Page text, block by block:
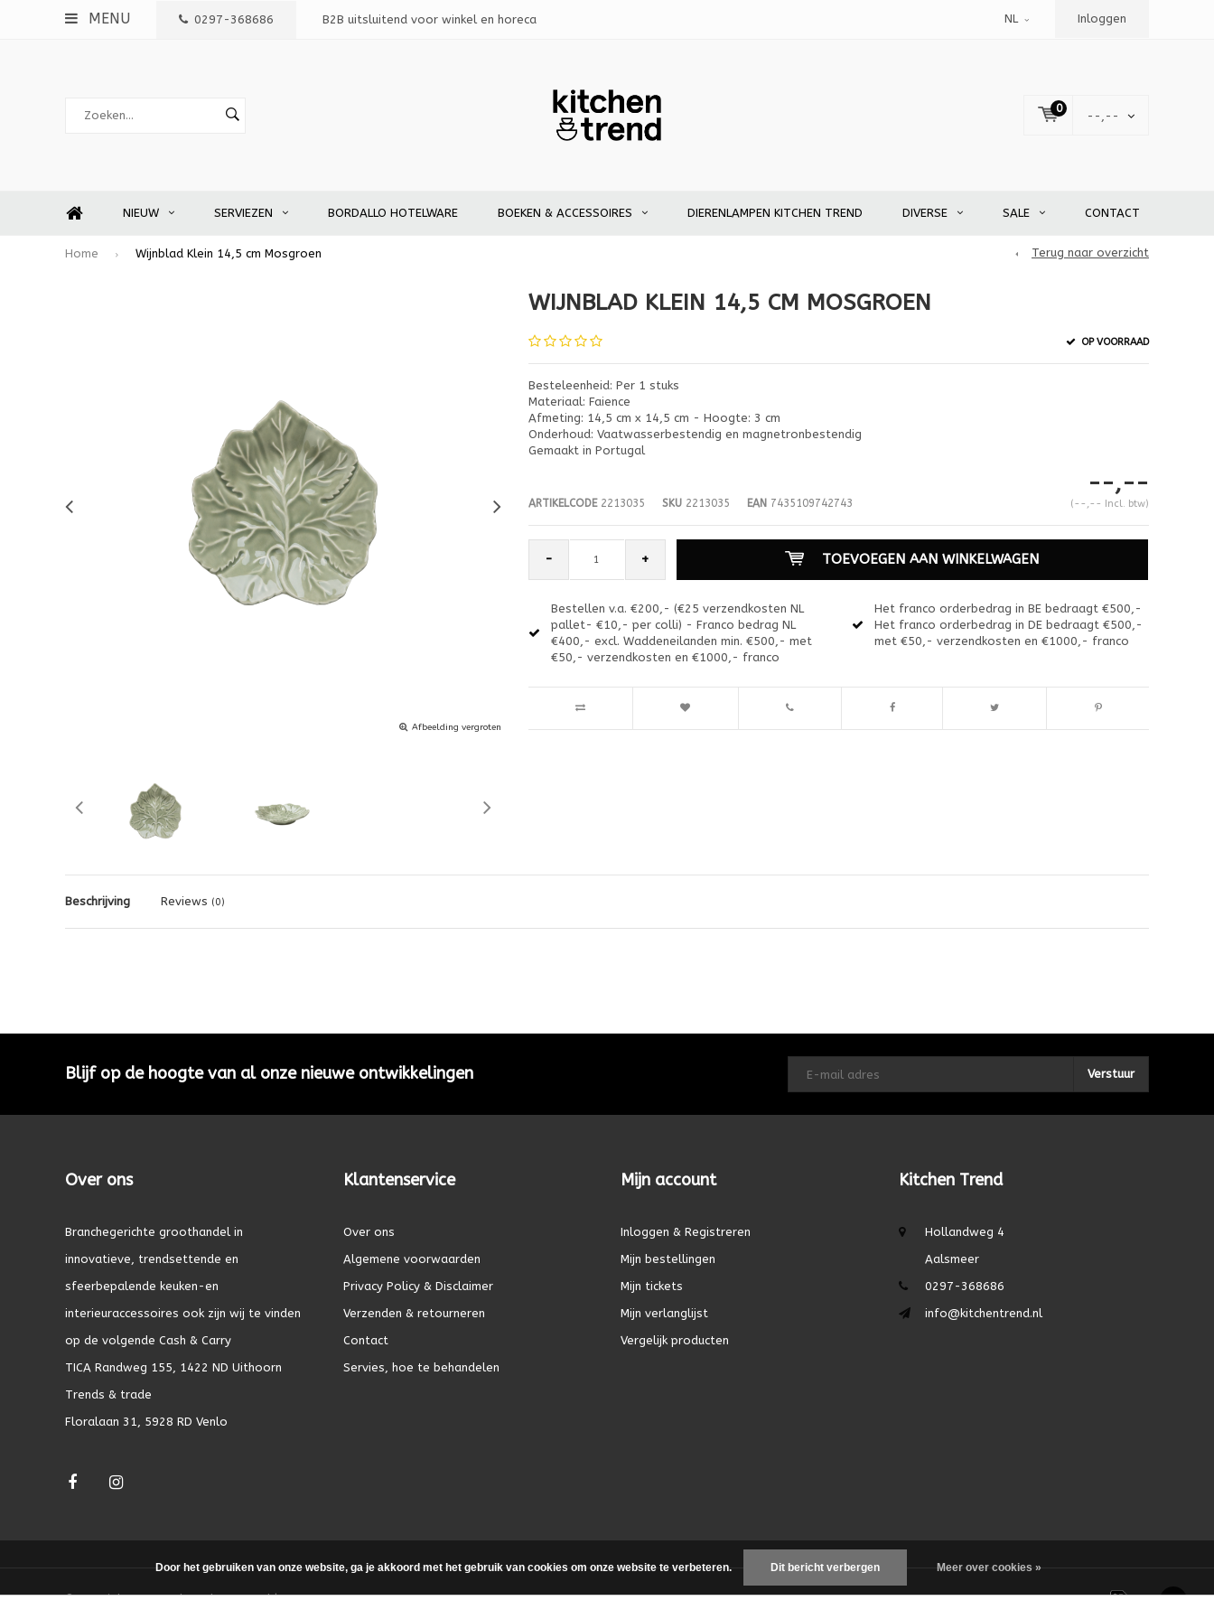
MENU 0297-368686 B2B uitsluitend voor winkel en horeca NL Inloggen
0
--,--
NIEUW SERVIEZEN BORDALLO HOTELWARE BOEKEN & ACCESSOIRES DIERENLAMPEN KITCHEN TREND DIVERSE SALE CONTACT
Home Wijnblad Klein 14,5 cm Mosgroen Terug naar overzicht
Afbeelding vergroten Afbeelding vergroten
WIJNBLAD KLEIN 14,5 CM MOSGROEN
OP VOORRAAD
Besteleenheid: Per 1 stuks
Materiaal: Faience
Afmeting: 14,5 cm x 14,5 cm - Hoogte: 3 cm
Onderhoud: Vaatwasserbestendig en magnetronbestendig
Gemaakt in Portugal
ARTIKELCODE2213035 SKU2213035 EAN7435109742743
--,--
(--,-- Incl. btw)
- + TOEVOEGEN AAN WINKELWAGEN
Bestellen v.a. €200,- (€25 verzendkosten NL
pallet- €10,- per colli) - Franco bedrag NL
€400,- excl. Waddeneilanden min. €500,- met
€50,- verzendkosten en €1000,- franco
Het franco orderbedrag in BE bedraagt €500,-
Het franco orderbedrag in DE bedraagt €500,-
met €50,- verzendkosten en €1000,- franco
Beschrijving Reviews (0)
Blijf op de hoogte van al onze nieuwe ontwikkelingen Verstuur
Over ons
Branchegerichte groothandel in
innovatieve, trendsettende en
sfeerbepalende keuken-en
interieuraccessoires ook zijn wij te vinden
op de volgende Cash & Carry
TICA Randweg 155, 1422 ND Uithoorn
Trends & trade
Floralaan 31, 5928 RD Venlo
Klantenservice
Over ons
Algemene voorwaarden
Privacy Policy & Disclaimer
Verzenden & retourneren
Contact
Servies, hoe te behandelen
Mijn account
Inloggen & Registreren
Mijn bestellingen
Mijn tickets
Mijn verlanglijst
Vergelijk producten
Kitchen Trend
Hollandweg 4
Aalsmeer
0297-368686
info@kitchentrend.nl
© Copyright 2026 - Theme byDMWS.nl|
Door het gebruiken van onze website, ga je akkoord met het gebruik van cookies om onze website te verbeteren. Dit bericht verbergen Meer over cookies »